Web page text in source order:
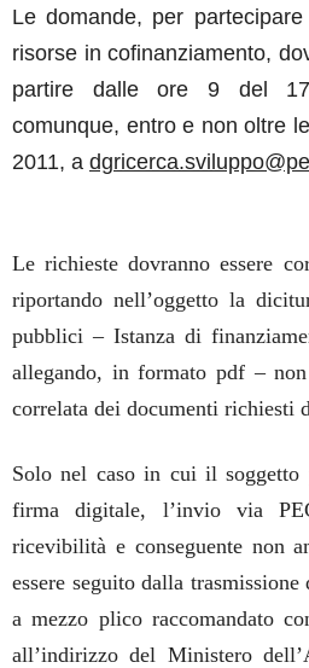
Le domande, per partecipare
risorse in cofinanziamento,
partire dalle ore 9 del
comunque, entro e non oltre
2011, a
Le richieste dovranno essere
riportando nell’oggetto la
pubblici – Istanza di
allegando, in formato pdf –
correlata dei documenti richiesti
Solo nel caso in cui il soggetto
firma digitale, l’invio via
ricevibilità e conseguente non
essere seguito dalla
a mezzo plico raccomandato
all’indirizzo del Ministero